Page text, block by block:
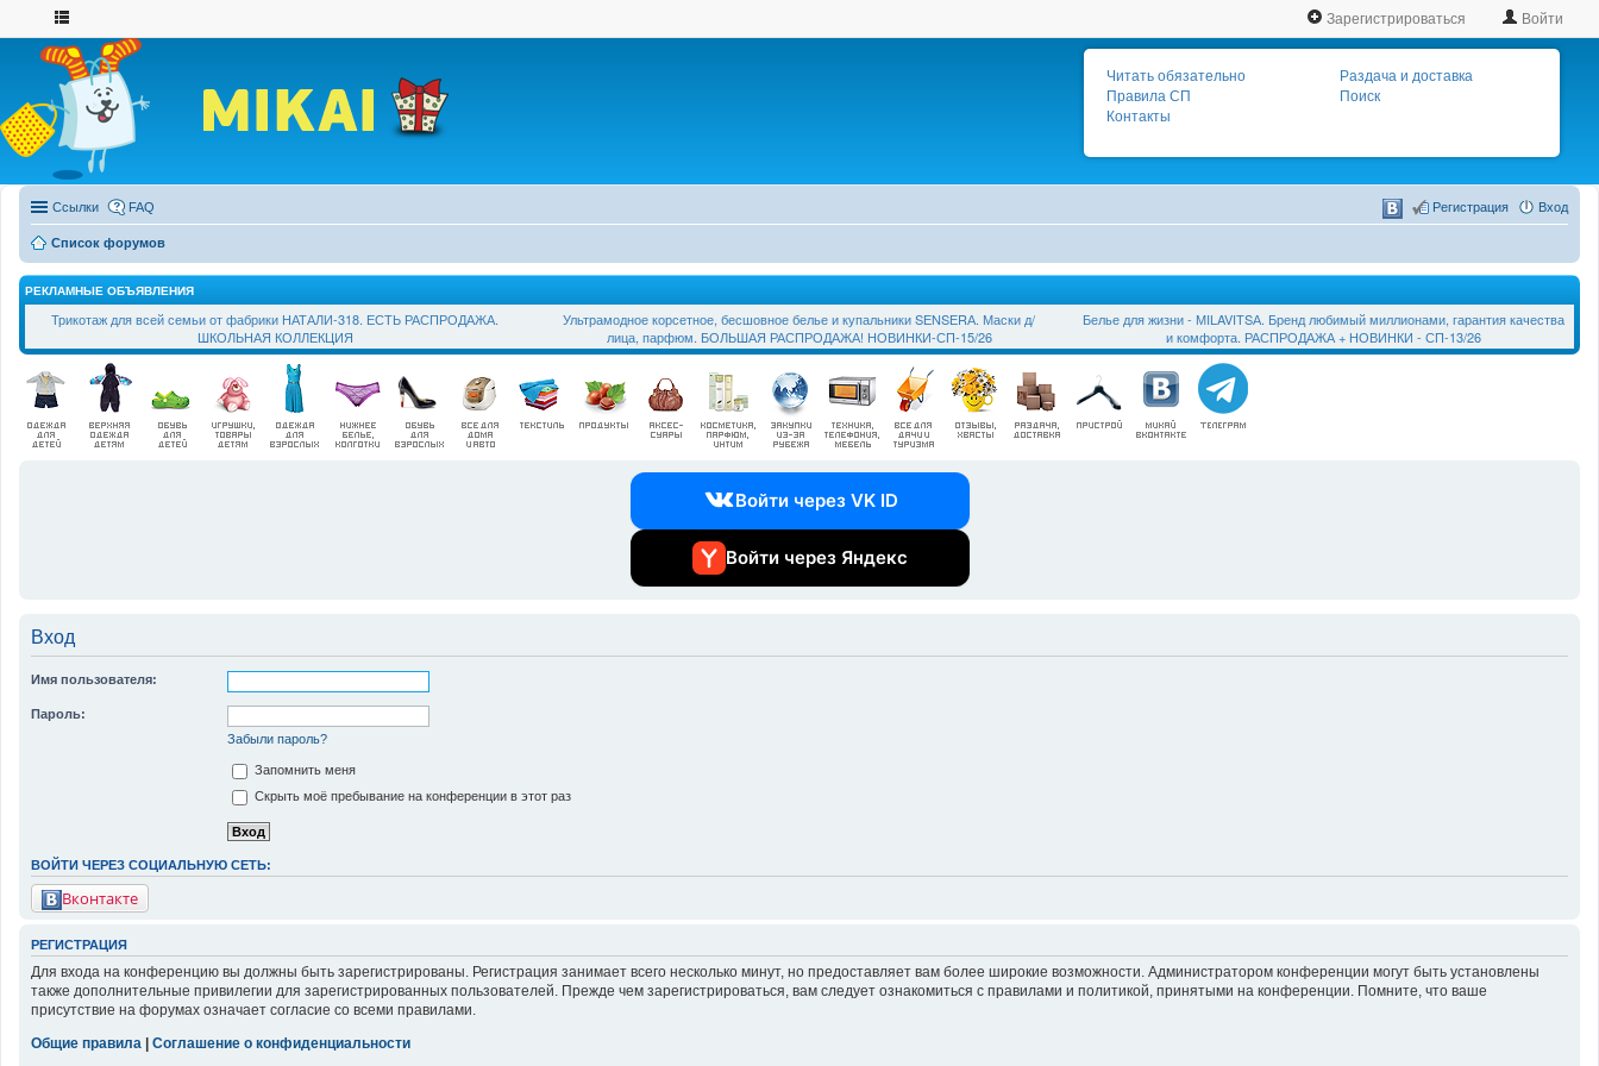
Зарегистрироваться Войти
Читать обязательно
Правила СП
Контакты
Раздача и доставка
Поиск
Ссылки FAQ Вход
Регистрация
Список форумов
РЕКЛАМНЫЕ ОБЪЯВЛЕНИЯ
Трикотаж для всей семьи от фабрики НАТАЛИ-318. ЕСТЬ РАСПРОДАЖА.
ШКОЛЬНАЯ КОЛЛЕКЦИЯ
Ультрамодное корсетное, бесшовное белье и купальники SЕNSЕRА. Маски д/
лица, парфюм. БОЛЬШАЯ РАСПРОДАЖА! НОВИНКИ-СП-15/26
Белье для жизни - МILAVIТSА. Бренд любимый миллионами, гарантия качества
и комфорта. РАСПРОДАЖА + НОВИНКИ - СП-13/26
Войти через VK ID
Войти через Яндекс
Вход
Имя пользователя:
Пароль:
Забыли пароль?
Запомнить меня
Скрыть моё пребывание на конференции в этот раз
ВОЙТИ ЧЕРЕЗ СОЦИАЛЬНУЮ СЕТЬ:
Вконтакте
РЕГИСТРАЦИЯ
Для входа на конференцию вы должны быть зарегистрированы. Регистрация занимает всего несколько минут, но предоставляет вам более широкие возможности. Администратором конференции могут быть установлены
также дополнительные привилегии для зарегистрированных пользователей. Прежде чем зарегистрироваться, вам следует ознакомиться с правилами и политикой, принятыми на конференции. Помните, что ваше
присутствие на форумах означает согласие со всеми правилами.
Общие правила
Соглашение о конфиденциальности